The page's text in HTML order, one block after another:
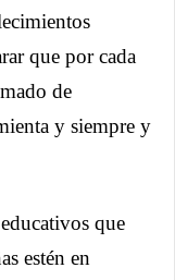
que por cada
de
y siempre y
que
estén en